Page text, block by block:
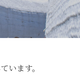
います。